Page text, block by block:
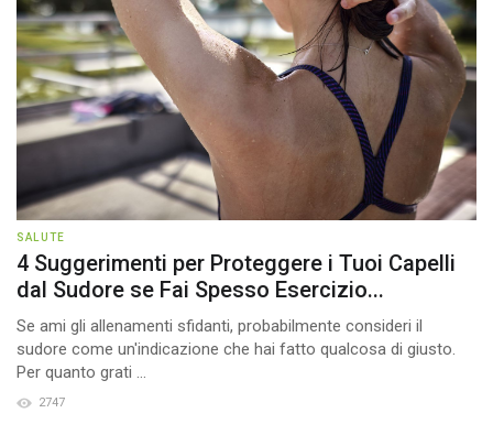
SALUTE
4 Suggerimenti per Proteggere i Tuoi Capelli
dal Sudore se Fai Spesso Esercizio...
Se ami gli allenamenti sfidanti, probabilmente consideri il
sudore come un'indicazione che hai fatto qualcosa di giusto.
Per quanto grati ...
2747